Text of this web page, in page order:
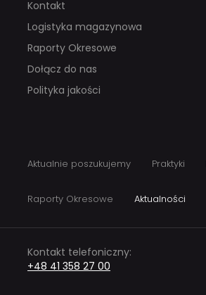
Kontakt
Logistyka magazynowa
Raporty Okresowe
Dołącz do nas
Polityka jakości
Aktualnie poszukujemy Praktyki
Raporty Okresowe Aktualności
Kontakt telefoniczny:
+48 41 358 27 00